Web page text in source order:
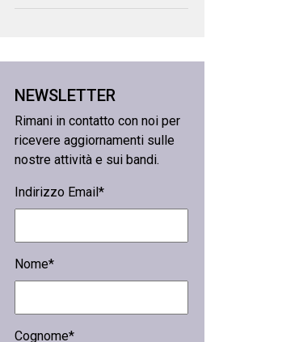
NEWSLETTER
Rimani in contatto con noi per
ricevere aggiornamenti sulle
nostre attività e sui bandi.
Indirizzo Email*
Nome*
Cognome*